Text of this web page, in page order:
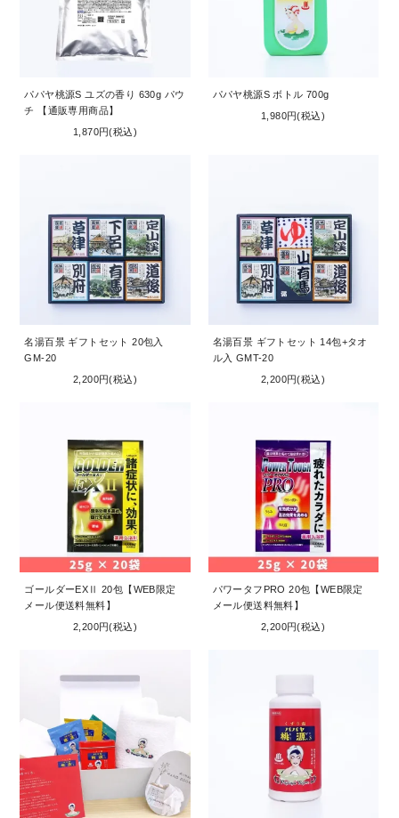
パパヤ桃源S ユズの香り 630g パウ
チ 【通販専用商品】
1,870円(税込)
パパヤ桃源S ボトル 700g
1,980円(税込)
名湯百景 ギフトセット 20包入
GM-20
2,200円(税込)
名湯百景 ギフトセット 14包+タオ
ル入 GMT-20
2,200円(税込)
ゴールダーEXⅡ 20包【WEB限定
メール便送料無料】
2,200円(税込)
パワータフPRO 20包【WEB限定
メール便送料無料】
2,200円(税込)